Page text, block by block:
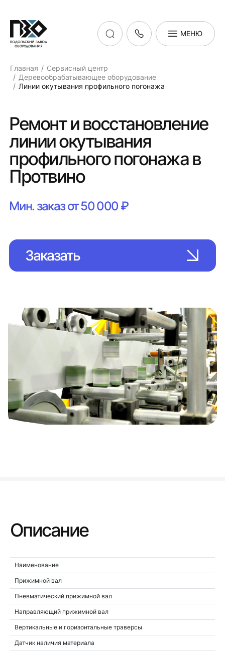
МЕНЮ
Главная
Сервисный центр
Деревообрабатывающее оборудование
Линии окутывания профильного погонажа
Ремонт и восстановление
линии окутывания
профильного погонажа в
Протвино
Мин. заказ от 50 000 ₽
Заказать
Описание
Наименование
Прижимной вал
Пневматический прижимной вал
Направляющий прижимной вал
Вертикальные и горизонтальные траверсы
Датчик наличия материала